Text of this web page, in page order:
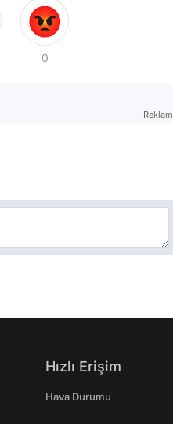
0
Reklam
Hızlı Erişim
Hava Durumu